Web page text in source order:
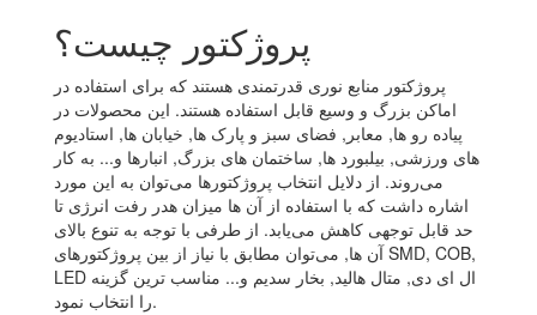
پروژکتور چیست؟
پروژکتور منابع نوری قدرتمندی هستند که برای استفاده در
اماکن بزرگ و وسیع قابل استفاده هستند. این محصولات در
پیاده رو ها, معابر, فضای سبز و پارک ها, خیابان ها, استادیوم
های ورزشی, بیلبورد ها, ساختمان های بزرگ, انبارها و... به کار
می‌روند. از دلایل انتخاب پروژکتورها می‌توان به این مورد
اشاره داشت که با استفاده از آن ها میزان هدر رفت انرژی تا
حد قابل توجهی کاهش می‌یابد. از طرفی با توجه به تنوع بالای
آن ها, می‌توان مطابق با نیاز از بین پروژکتورهای SMD, COB,
LED ال ای دی, متال هالید, بخار سدیم و... مناسب ترین گزینه
را انتخاب نمود.